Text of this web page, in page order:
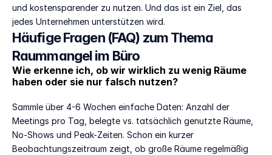
und kostensparender zu nutzen. Und das ist ein Ziel, das
jedes Unternehmen unterstützen wird.
Häufige Fragen (FAQ) zum Thema
Raummangel im Büro
Wie erkenne ich, ob wir wirklich zu wenig Räume
haben oder sie nur falsch nutzen?
Sammle über 4-6 Wochen einfache Daten: Anzahl der
Meetings pro Tag, belegte vs. tatsächlich genutzte Räume,
No-Shows und Peak-Zeiten. Schon ein kurzer
Beobachtungszeitraum zeigt, ob große Räume regelmäßig